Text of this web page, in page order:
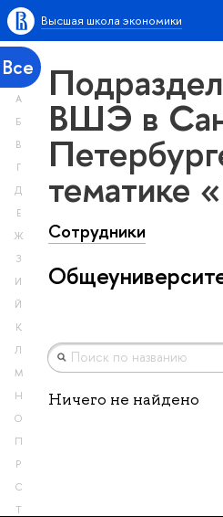
Высшая школа экономики
Все
А
Б
В
Г
Д
Е
Ж
З
И
Й
К
Л
М
Н
О
П
Р
С
Т
ВШЭ в
тематике
Сотрудники
Ничего не найдено